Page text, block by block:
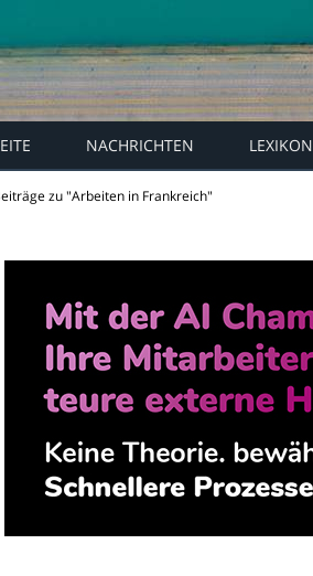
NACHRICHTEN LEXIKON
zu "Arbeiten in Frankreich"